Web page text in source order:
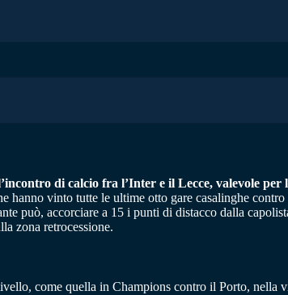
di calcio fra l’Inter e il Lecce, valevole
vinto tutte le ultime otto gare casalinghe
può, accorciare a 15 i punti di distacco dalla
zona retrocessione.
come quella in Champions contro il Porto,